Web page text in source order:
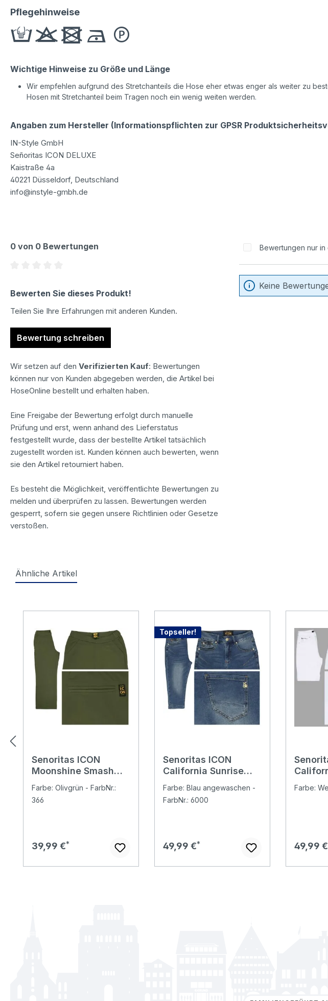
Pflegehinweise
Wichtige Hinweise zu Größe und Länge
Wir empfehlen aufgrund des Stretchanteils die Hose eher etwas enger als weiter zu
Hosen mit Stretchanteil beim Tragen noch ein wenig weiten werden.
Angaben zum Hersteller (Informationspflichten zur GPSR
IN-Style GmbH
Señoritas ICON DELUXE
Kaistraße 4a
40221 Düsseldorf, Deutschland
info@instyle-gmbh.de
0 von 0 Bewertungen
Bewerten Sie dieses Produkt!
Teilen Sie Ihre Erfahrungen mit anderen Kunden.
Bewertung schreiben
Wir setzen auf den Verifizierten Kauf: Bewertungen
können nur von Kunden abgegeben werden, die Artikel bei
HoseOnline bestellt und erhalten haben.
Eine Freigabe der Bewertung erfolgt durch manuelle
Prüfung und erst, wenn anhand des Lieferstatus
festgestellt wurde, dass der bestellte Artikel tatsächlich
zugestellt worden ist. Kunden können auch bewerten, wenn
sie den Artikel retourniert haben.
Es besteht die Möglichkeit, veröffentlichte Bewertungen zu
melden und überprüfen zu lassen. Bewertungen werden
gesperrt, sofern sie gegen unsere Richtlinien oder Gesetze
verstoßen.
Bewertungen nur
Keine
Ähnliche Artikel
Senoritas ICON
Moonshine Smash
Farbe: Olivgrün - FarbNr.:
366
Regulärer Preis:
39,99 €
Topseller!
Senoritas ICON
California Sunrise
Farbe: Blau angewaschen -
FarbNr.: 6000
Regulärer Preis:
49,99 €
Farbe:
49,99 €